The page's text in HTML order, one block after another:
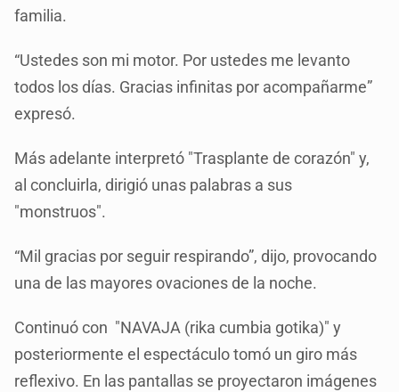
familia.
“Ustedes son mi motor. Por ustedes me levanto
todos los días. Gracias infinitas por acompañarme”
expresó.
Más adelante interpretó "Trasplante de corazón" y,
al concluirla, dirigió unas palabras a sus
"monstruos".
“Mil gracias por seguir respirando”, dijo, provocando
una de las mayores ovaciones de la noche.
Continuó con "NAVAJA (rika cumbia gotika)" y
posteriormente el espectáculo tomó un giro más
reflexivo. En las pantallas se proyectaron imágenes